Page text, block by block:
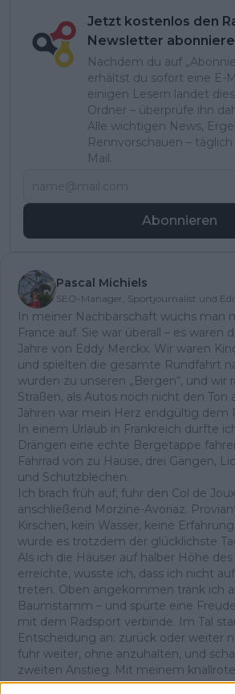
Jetzt kostenlos den
Newsletter
Nachdem du auf
erhältst du sofort eine E-
einigen Lesern landet
Ordner – überprüfe ihn
Alle wichtigen News,
Rennvorschauen –
Mail.
Abonnieren
Pascal Michiels
SEO-Manager, Sportjournalist und
In meiner Nachbarschaft wuchs man
France auf. Sie war überall – es waren
Jahre von Eddy Merckx. Wir waren
und spielten die gesamte Rundfahrt
wurden zu unseren „Bergen“, und wir
Straßen, als Autos noch nicht den Ton
Jahren war mein Herz endgültig dem
In einem Urlaub in Frankreich durfte
Drängen eine echte Bergetappe
Fahrrad von zu Hause, drei Gängen,
und Schutzblechen.
Ich brach früh auf, fuhr den Col de
anschließend Morzine-Avoriaz.
Kirschen, kein Wasser, keine
wurde es trotzdem der glücklichste
Als ich die Häuser auf halber Höhe
erreichte, wusste ich, dass ich nicht
treten. Oben angekommen trank ich
Baumstamm – und spürte eine
mit dem Radsport verbinde. Im Tal
Entscheidung an: zurück oder weiter
fuhr weiter, ohne anzuhalten, und
zweiten Anstieg. Mit meinem
lächerlichen Rad überholte ich Fahrer